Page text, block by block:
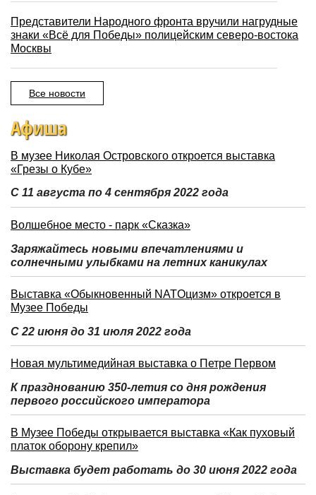
Представители Народного фронта вручили нагрудные
знаки «Всё для Победы» полицейским северо-востока
Москвы
Все новости
Афиша
В музее Николая Островского откроется выставка
«Грезы о Кубе»
С 11 августа по 4 сентября 2022 года
Волшебное место - парк «Сказка»
Заряжайтесь новыми впечатлениями и
солнечными улыбками на летних каникулах
Выставка «Обыкновенный NATOцизм» откроется в
Музее Победы
С 22 июня до 31 июля 2022 года
Новая мультимедийная выставка о Петре Первом
К празднованию 350-летия со дня рождения
первого российского императора
В Музее Победы открывается выставка «Как пуховый
платок оборону крепил»
Выставка будет работать до 30 июня 2022 года